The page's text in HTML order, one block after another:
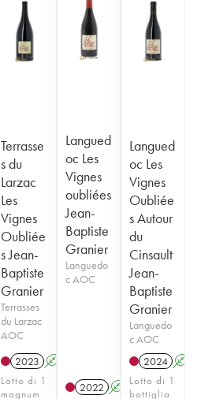
Terrasse
s du
Larzac
Les
Vignes
Oubliée
s Jean-
Baptiste
Granier
Terrasses
du Larzac
AOC
2023 A
Lotto di 1
magnum
Langued
oc Les
Vignes
oubliées
Jean-
Baptiste
Granier
Languedo
c AOC
2022 A
Langued
oc Les
Vignes
Oubliée
s Autour
du
Cinsault
Jean-
Baptiste
Granier
Languedo
c AOC
2024 A
Lotto di 1
bottiglia